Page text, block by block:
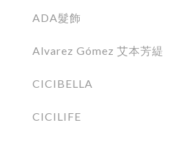
ADA髮飾
Alvarez Gómez 艾本芳緹
CICIBELLA
CICILIFE